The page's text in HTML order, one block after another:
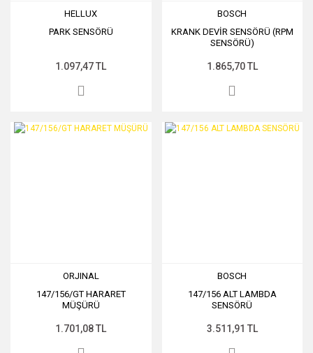
HELLUX
PARK SENSÖRÜ
1.097,47 TL
BOSCH
KRANK DEVİR SENSÖRÜ (RPM
SENSÖRÜ)
1.865,70 TL
ORJINAL
147/156/GT HARARET
MÜŞÜRÜ
1.701,08 TL
BOSCH
147/156 ALT LAMBDA
SENSÖRÜ
3.511,91 TL